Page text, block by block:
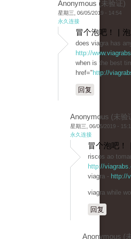
Anonymous (未验证)
星期三, 06/05/2019 - 14:54
永久连接
冒个泡吧！ |
does viagra has
http://
when is the best
href=" http://
回复
Anonymous (未验
星期三, 06/05/2019 -
永久连接
冒个泡吧！
riscos ao
http://
viagra - http://
viagra while
回复
Anonymous (